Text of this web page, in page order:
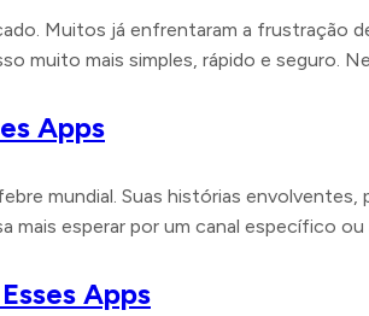
Muitos já enfrentaram a frustração
muito mais simples, rápido e seguro.
Apps
mundial. Suas histórias
mais esperar por um canal específico
Apps